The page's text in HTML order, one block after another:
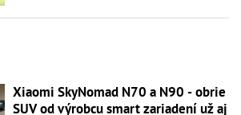
Xiaomi SkyNomad N70 a N90 - obrie
SUV od výrobcu smart zariadení už aj